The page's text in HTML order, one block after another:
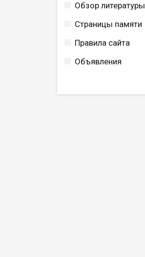
Обзор литературы
Страницы памяти
Правила сайта
Объявления